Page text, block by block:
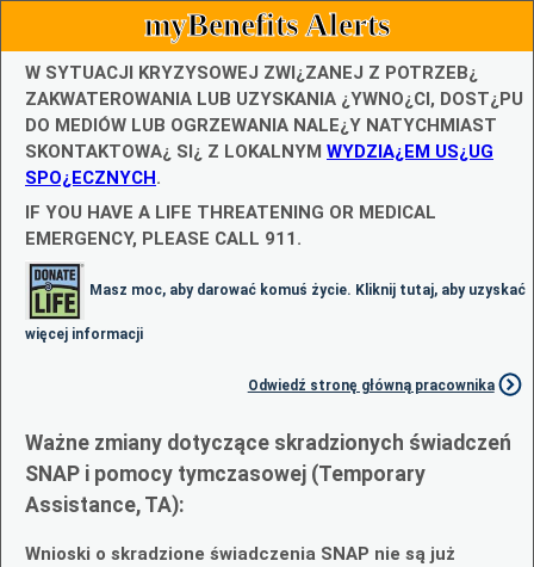
myBenefits Alerts
W SYTUACJI KRYZYSOWEJ ZWI¿ZANEJ Z POTRZEB¿
ZAKWATEROWANIA LUB UZYSKANIA ¿YWNO¿CI, DOST¿PU
DO MEDIÓW LUB OGRZEWANIA NALE¿Y NATYCHMIAST
SKONTAKTOWA¿ SI¿ Z LOKALNYM WYDZIA¿EM US¿UG
SPO¿ECZNYCH.
IF YOU HAVE A LIFE THREATENING OR MEDICAL
EMERGENCY, PLEASE CALL 911.
Masz moc, aby darować komuś życie. Kliknij tutaj, aby uzyskać
więcej informacji
Odwiedź stronę główną pracownika
Ważne zmiany dotyczące skradzionych świadczeń
SNAP i pomocy tymczasowej (Temporary
Assistance, TA):
Wnioski o skradzione świadczenia SNAP nie są już